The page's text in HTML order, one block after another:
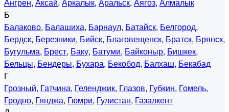
Б
Балаково, Балашиха, Барнаул, Батайск, Белгород,
Бердск, Березники, Бийск, Благовещенск, Братск, Брянск,
Бугульма, Брест, Баку, Батуми, Байконыр, Бишкек,
Бельцы, Бендеры, Бухара, Бекобод, Балхаш, Бекабад
Г
Грозный, Гатчина, Геленджик, Глазов, Губкин, Гомель,
Гродно, Гянджа, Гюмри, Гулистан, Газалкент